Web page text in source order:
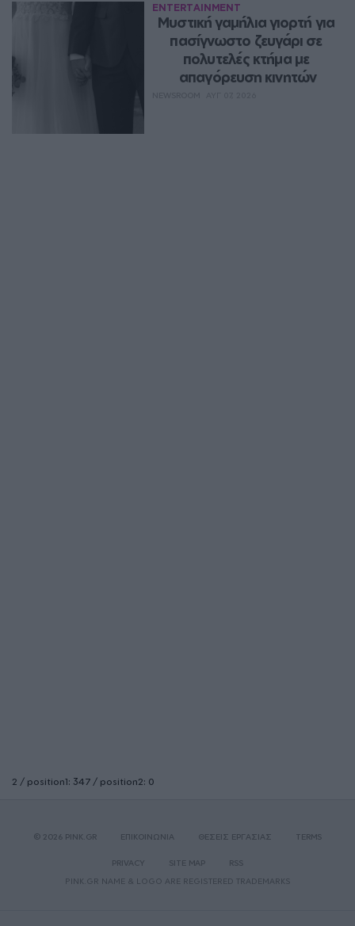
ENTERTAINMENT
Μυστική γαμήλια γιορτή για
πασίγνωστο ζευγάρι σε
πολυτελές κτήμα με
απαγόρευση κινητών
2 / position1: 347 / position2: 0
© 2026 PINK.GR ΕΠΙΚΟΙΝΩΝΙΑ ΘΕΣΕΙΣ ΕΡΓΑΣΙΑΣ TERMS
PRIVACY SITE MAP
RSS
PINK.GR NAME & LOGO ARE REGISTERED TRADEMARKS